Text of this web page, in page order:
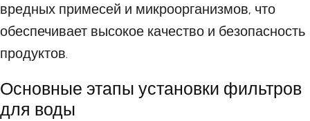
вредных примесей и микроорганизмов, что
обеспечивает высокое качество и безопасность
продуктов.
Основные этапы установки фильтров
для воды